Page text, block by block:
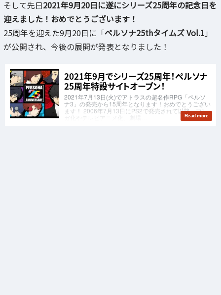
そして先日2021年9月20日に遂にシリーズ25周年の記念日を
迎えました！おめでとうございます！
25周年を迎えた9月20日に「ペルソナ25thタイムズ Vol.1 」
が公開され、今後の展開が発表となりました！